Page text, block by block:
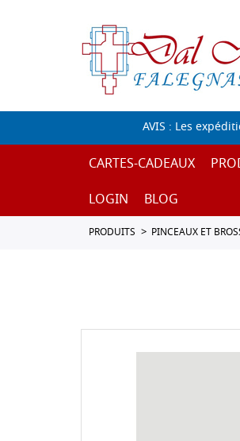
AVIS : Les
CARTES-CADEAUX
LOGIN
BLOG
PRODUITS PINCEAUX ET